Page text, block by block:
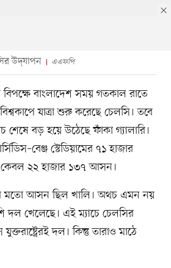
উদ্‌যাপন এএফপি
বাংলাদেশ সময় গতকাল রাতে
যাত্রা শুরু করেছে চেলসি। তবে
শেষে বড় হয়ে উঠেছে ফাঁকা গ্যালারি।
স্টেডিয়ামের ৭১ হাজার
২২ হাজার ১৩৭ আসন।
মতো আসন ছিল খালি। অথচ এমন নয়
দল খেলেছে। এই ম্যাচে চেলসির
দল। কিন্তু তারাও মাঠে